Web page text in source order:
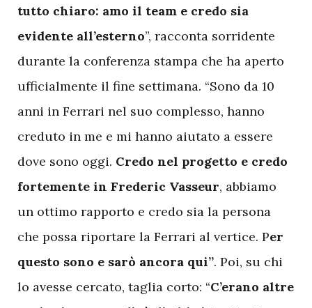
tutto chiaro: amo il team e credo sia
evidente all’esterno”, racconta sorridente
durante la conferenza stampa che ha aperto
ufficialmente il fine settimana. “Sono da 10
anni in Ferrari nel suo complesso, hanno
creduto in me e mi hanno aiutato a essere
dove sono oggi. Credo nel progetto e credo
fortemente in Frederic Vasseur, abbiamo
un ottimo rapporto e credo sia la persona
che possa riportare la Ferrari al vertice. Per
questo sono e sarò ancora qui”. Poi, su chi
lo avesse cercato, taglia corto: “C’erano altre